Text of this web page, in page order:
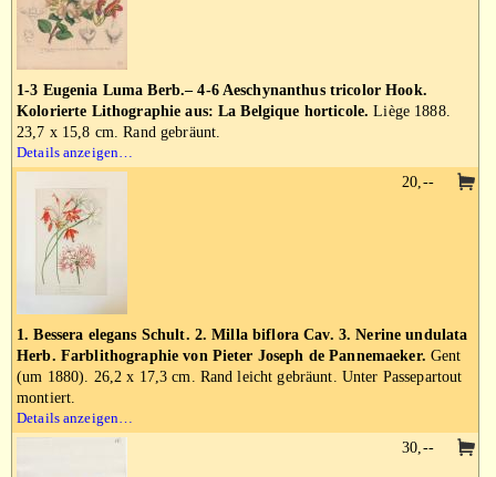
1-3 Eugenia Luma Berb.– 4-6 Aeschynanthus tricolor Hook.
Kolorierte Lithographie aus: La Belgique horticole. Liège 1888.
23,7 x 15,8 cm. Rand gebräunt.
Details anzeigen…
1. Bessera elegans Schult. 2. Milla biflora Cav. 3. Nerine undulata
Herb. Farblithographie von Pieter Joseph de Pannemaeker. Gent
(um 1880). 26,2 x 17,3 cm. Rand leicht gebräunt. Unter Passepartout
montiert.
Details anzeigen…
20,--
30,--